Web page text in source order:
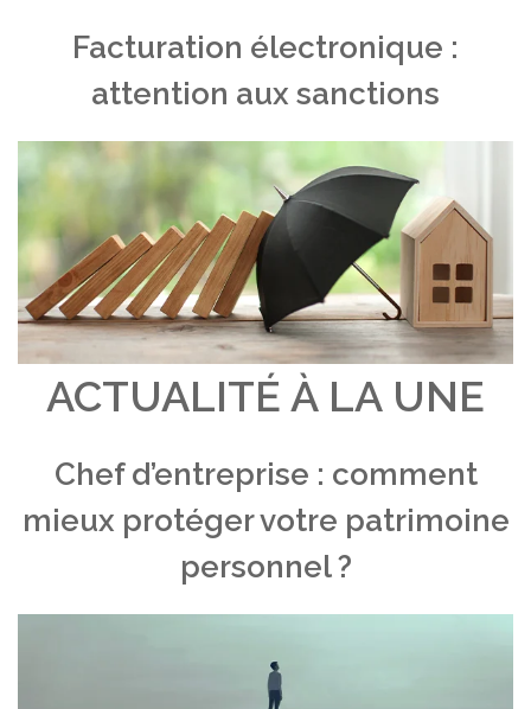
Facturation électronique :
attention aux sanctions
ACTUALITÉ À LA UNE
Chef d’entreprise : comment
mieux protéger votre patrimoine
personnel ?